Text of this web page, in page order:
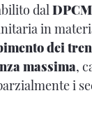
dal
in
dei
massima,
i